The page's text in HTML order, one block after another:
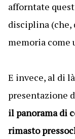
afforntate
disciplina (che,
memoria come
E invece, al di
presentazione
il panorama di
rimasto